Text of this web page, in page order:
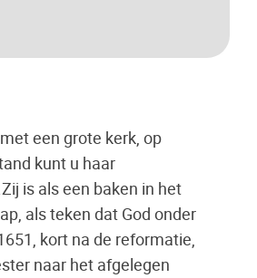
een grote kerk, op
kunt u haar
is als een baken in het
als teken dat God onder
kort na de reformatie,
naar het afgelegen